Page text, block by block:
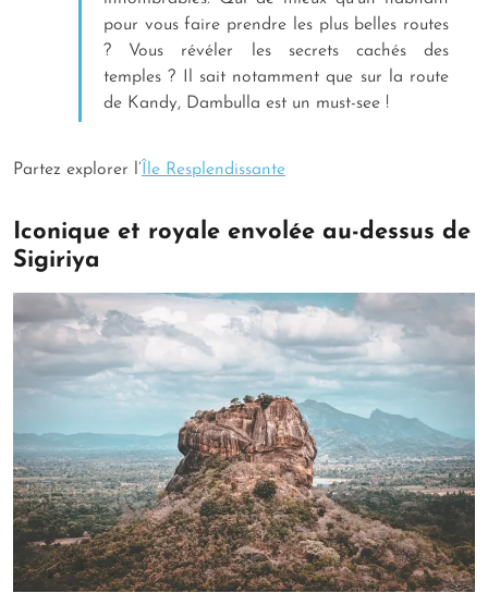
pour vous faire prendre les plus belles routes
? Vous révéler les secrets cachés des
temples ? Il sait notamment que sur la route
de Kandy, Dambulla est un must-see !
Partez explorer l’ Île Resplendissante
Iconique et royale envolée au-dessus de
Sigiriya